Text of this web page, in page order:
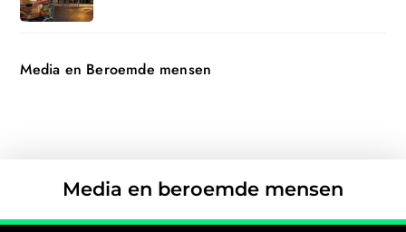
Media en Beroemde mensen
Media en beroemde mensen